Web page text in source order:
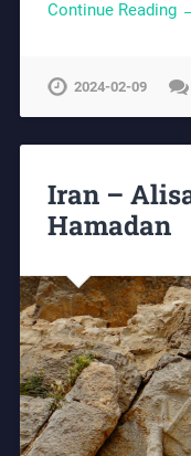
Continue Reading
2024-02-09
Iran –
Hamadan